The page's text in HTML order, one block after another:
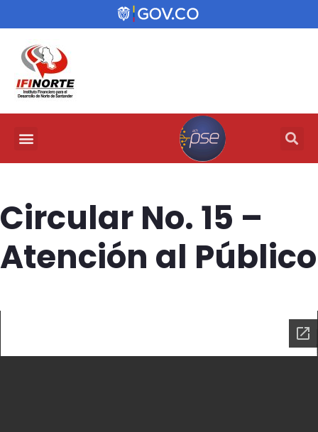
Circular No. 15 –
Atención al Público